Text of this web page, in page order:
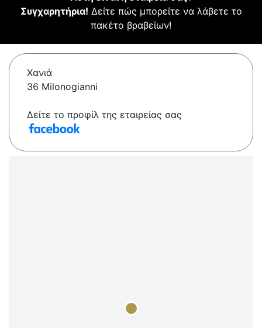
Συγχαρητήρια! Δείτε πώς μπορείτε να λάβετε το
πακέτο βραβείων!
Χανιά
36 Milonogianni
Δείτε το προφίλ της εταιρείας σας